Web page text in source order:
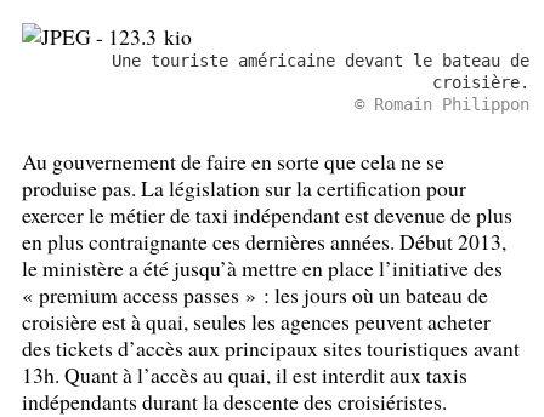
Une touriste américaine devant le bateau de
croisière.
© Romain Philippon
Au gouvernement de faire en sorte que cela ne se
produise pas. La législation sur la certification pour
exercer le métier de taxi indépendant est devenue de plus
en plus contraignante ces dernières années. Début 2013,
le ministère a été jusqu’à mettre en place l’initiative des
« premium access passes » : les jours où un bateau de
croisière est à quai, seules les agences peuvent acheter
des tickets d’accès aux principaux sites touristiques avant
13h. Quant à l’accès au quai, il est interdit aux taxis
indépendants durant la descente des croisiéristes.